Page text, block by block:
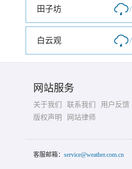
田子坊 /
白云观 /
网站服务
关于我们 联系我们
用户反馈
版权声明
网站律师
客服邮箱： service@weather.com.cn